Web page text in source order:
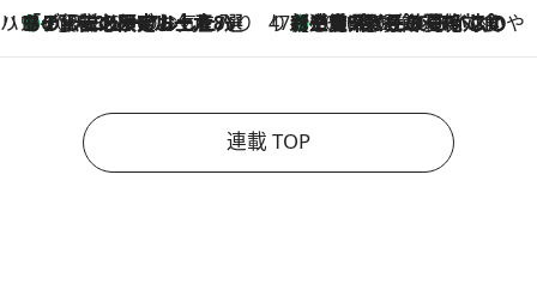
ハワイ賢者 リサのお気に入りリスト2026.8.6
あの伝説の限定トートも！ リニューアルした「ディーン＆デルーカ ハワイ」で必須のお土産8選 47都道府県の手みやげ ひんやりスイーツで夏を満喫
2026.8.6
【三重県】この夏絶対食べたい 冷やしておいしいおやつ3選 お餅×アイスの新感覚スイーツ
連載 TOP